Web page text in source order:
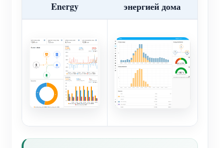
Energy
энергией дома